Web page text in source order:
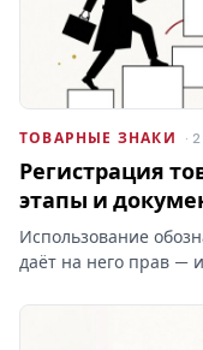
ТОВАРНЫЕ ЗНАКИ ·
Регистрация
этапы и
Использование
даёт на него прав —
Разбираем этапы